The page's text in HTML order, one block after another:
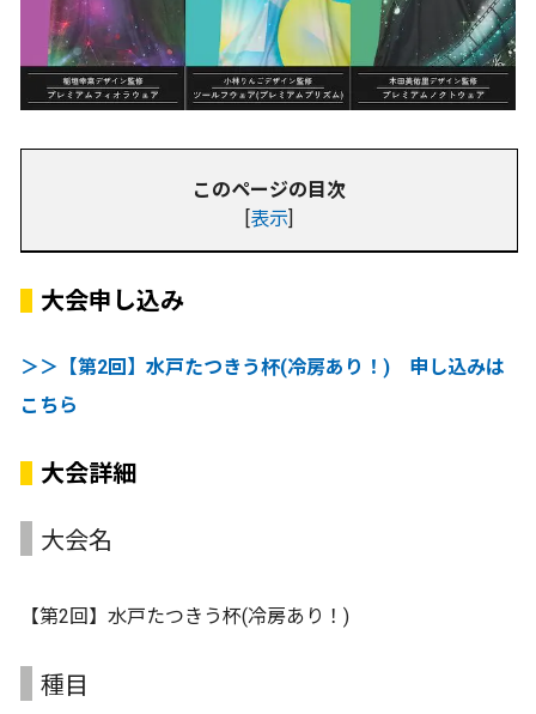
このページの目次
[表示]
大会申し込み
＞＞【第2回】水戸たつきう杯(冷房あり！) 申し込みは
こちら
大会詳細
大会名
【第2回】水戸たつきう杯(冷房あり！)
種目